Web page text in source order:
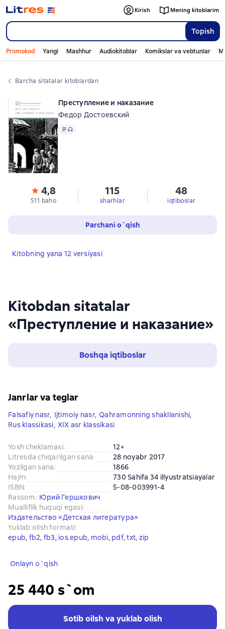
Topish
Kirish Mening kitoblarim
Promokod Yangi Mashhur Audiokitoblar Komikslar va vebtunlar
Barcha sitatalar kitoblardan
Kitobdan sitatalar
«Преступление и наказание»
Boshqa iqtiboslar
Преступление и наказание
Федор Достоевский
Matn
4,8
511 baho
115
sharhlar
48
iqtiboslar
Parchani o`qish
Kitobning yana 12 versiyasi
Janrlar va teglar
Falsafiy nasr, Ijtimoiy nasr, Qahramonning shakllanishi,
Rus klassikasi, XIX asr klassikasi
Yosh cheklamasi:
12+
Litresda chiqarilgan sana:
28 noyabr 2017
Yozilgan sana:
1866
Hajm:
730 Sahifa 34 illyustratsiayalar
ISBN:
5-08-003991-4
Rassom: Юрий Гершкович
Mualliflik huquqi egasi:
Издательство «Детская литература»
Yuklab olish formati:
epub, fb2, fb3, ios.epub, mobi, pdf, txt, zip
Onlayn o`qish
25 440 s`om
Sotib oilsh va yuklab olish